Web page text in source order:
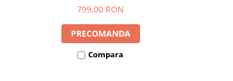
799,00 RON
PRECOMANDA
Compara